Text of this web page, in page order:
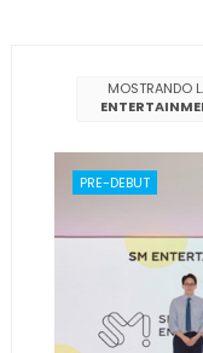
MOSTRANDO
PRE-DEBUT